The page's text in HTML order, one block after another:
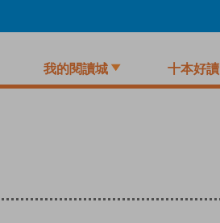
我的閱讀城 十本好讀